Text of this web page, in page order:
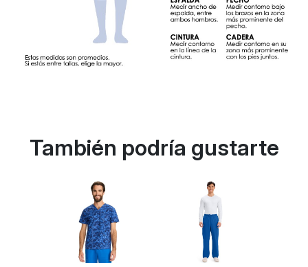
También podría gustarte